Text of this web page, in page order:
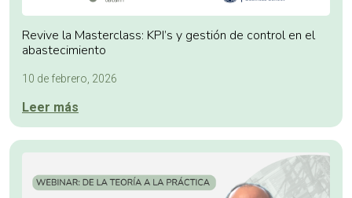
Revive la Masterclass: KPI’s y gestión de control en el
abastecimiento
10 de febrero, 2026
Leer más